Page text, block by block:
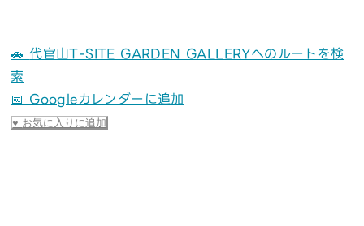
🚗代官山T-SITE GARDEN GALLERYへのルートを検
索
📅 Googleカレンダーに追加
♥ お気に入りに追加